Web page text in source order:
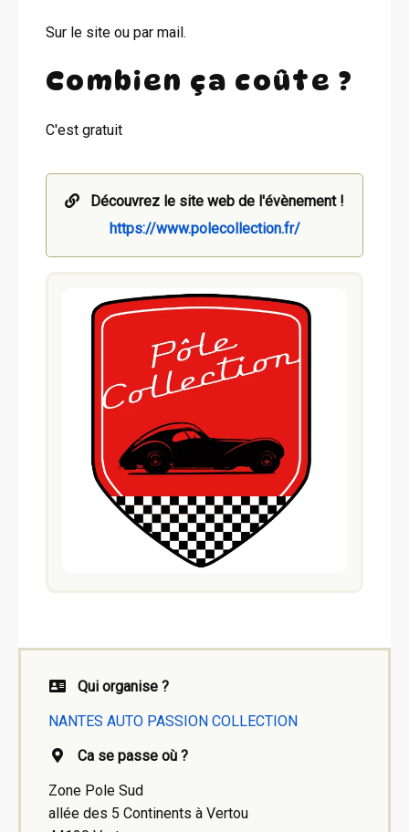
Sur le site ou par mail.
Combien ça coûte ?
C'est gratuit
Découvrez le site web de l'évènement !
https://www.polecollection.fr/
Qui organise ?
NANTES AUTO PASSION COLLECTION
Ca se passe où ?
Zone Pole Sud
allée des 5 Continents à Vertou